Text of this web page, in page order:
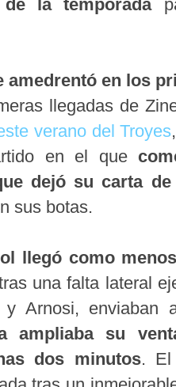
la temporada
amedrentó en los
llegadas de
verano del Troyes
en el que
dejó su carta
sus botas.
llegó como
una falta lateral
y Arnosi, enviaban
ampliaba su
dos minutos. El